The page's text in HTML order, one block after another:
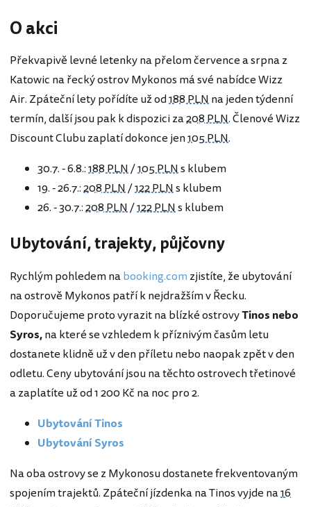
O akci
Překvapivě levné letenky na přelom července a srpna z
Katowic na řecký ostrov Mykonos má své nabídce Wizz
Air. Zpáteční lety pořídíte už od188 PLNna jeden týdenní
termín, další jsou pak k dispozici za208 PLN. Členové Wizz
Discount Clubu zaplatí dokonce jen105 PLN.
30.7. - 6.8.:188 PLN/105 PLNs klubem
19. - 26.7.:208 PLN/122 PLNs klubem
26. - 30.7.:208 PLN/122 PLNs klubem
Ubytování, trajekty, půjčovny
Rychlým pohledem nabooking.com zjistíte, že ubytování
na ostrově Mykonos patří k nejdražším v Řecku.
Doporučujeme proto vyrazit na blízké ostrovyTinos nebo
Syros,na které se vzhledem k příznivým časům letu
dostanete klidně už v den příletu nebo naopak zpět v den
odletu. Ceny ubytování jsou na těchto ostrovech třetinové
a zaplatíte už od 1 200 Kč na noc pro 2.
Ubytování Tinos
Ubytování Syros
Na oba ostrovy se z Mykonosu dostanete frekventovaným
spojením trajektů. Zpáteční jízdenka na Tinos vyjde na16